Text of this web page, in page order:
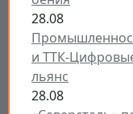
28.08
и ТТК-
льянс
28.08